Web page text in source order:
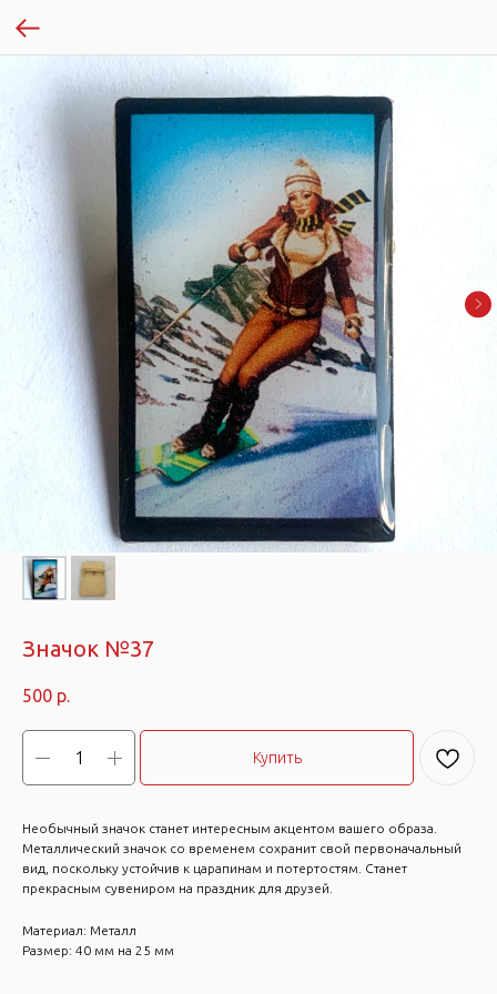
Значок №37
500 р.
Купить
Необычный значок станет интересным акцентом вашего образа.
Металлический значок со временем сохранит свой первоначальный
вид, поскольку устойчив к царапинам и потертостям. Станет
прекрасным сувениром на праздник для друзей.
Материал: Металл
Размер: 40 мм на 25 мм